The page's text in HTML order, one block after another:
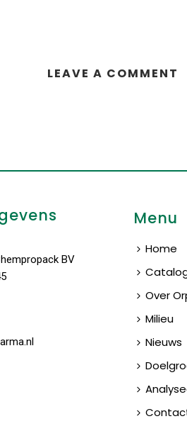
LEAVE A COMMENT
BV
Menu
Home
Over
Milieu
Nieuws